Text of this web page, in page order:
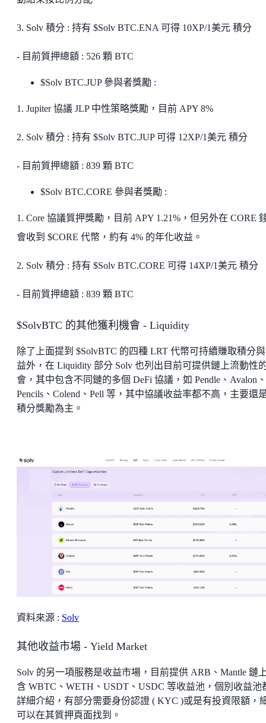
3. Solv 積分 : 持有 $Solv BTC.ENA 可得 10XP/1美元 積分
- 目前質押總額 : 526 顆 BTC
$Solv BTC.JUP 參與者獎勵 :
1. Jupiter 協議 JLP 中性策略獎勵，目前 APY 8%
2. Solv 積分 : 持有 $Solv BTC.JUP 可得 12XP/1美元 積分
- 目前質押總額 : 839 顆 BTC
$Solv BTC.CORE 參與者獎勵 :
1. Core 協議質押獎勵，目前 APY 1.21%，但另外在 CORE
會收到 $CORE 代幣，約有 4% 的年化收益。
2. Solv 積分 : 持有 $Solv BTC.CORE 可得 14XP/1美元 積分
- 目前質押總額 : 839 顆 BTC
$SolvBTC 的其他獲利機會 - Liquidity
除了上面提到 $SolvBTC 的四種 LRT 代幣可持續賺取積分
益外，在 Liquidity 部分 Solv 也列出目前可提供鏈上流動性
會，其中包含不同鏈的多個 DeFi 協議，如 Pendle、Avalon、
Pencils、Colend、Pell 等，其中協議收益率都不高，主要還
積分獎勵為主。
資料來源 : Solv
其他收益市場 - Yield Market
Solv 的另一項服務是收益市場，目前提供 ARB、Mantle 鏈
含 WBTC、WETH、USDT、USDC 等收益池，個別收益池
詳細介紹，有部分需要身份認證 ( KYC )或是有投資限額，
可以在其質押頁面找到。